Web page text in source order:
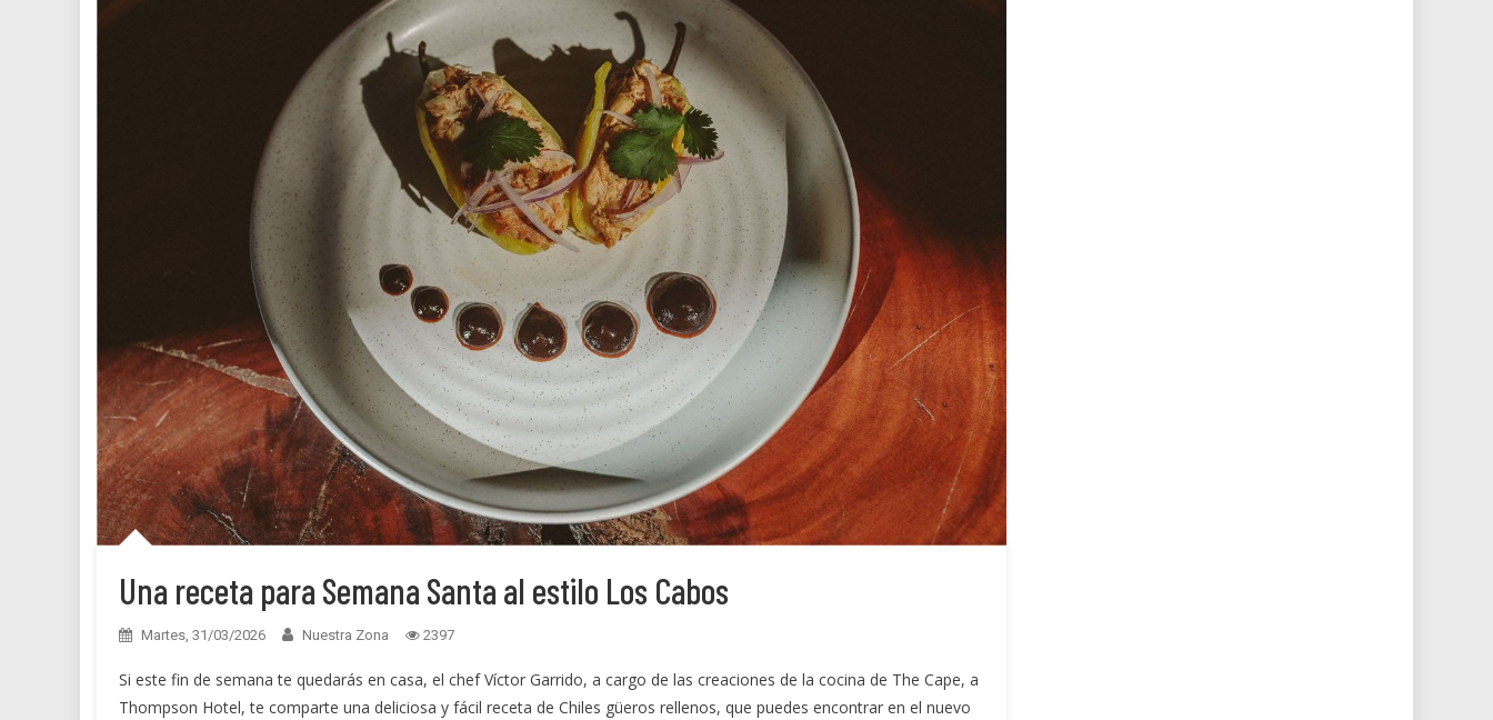
Una receta para Semana Santa al estilo Los Cabos
Martes, 31/03/2026 Nuestra Zona 2397
Si este fin de semana te quedarás en casa, el chef Víctor Garrido, a cargo de las creaciones de la cocina de The Cape, a
Thompson Hotel, te comparte una deliciosa y fácil receta de Chiles güeros rellenos, que puedes encontrar en el nuevo